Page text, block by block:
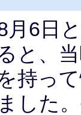
月6日
と、
持っ
した